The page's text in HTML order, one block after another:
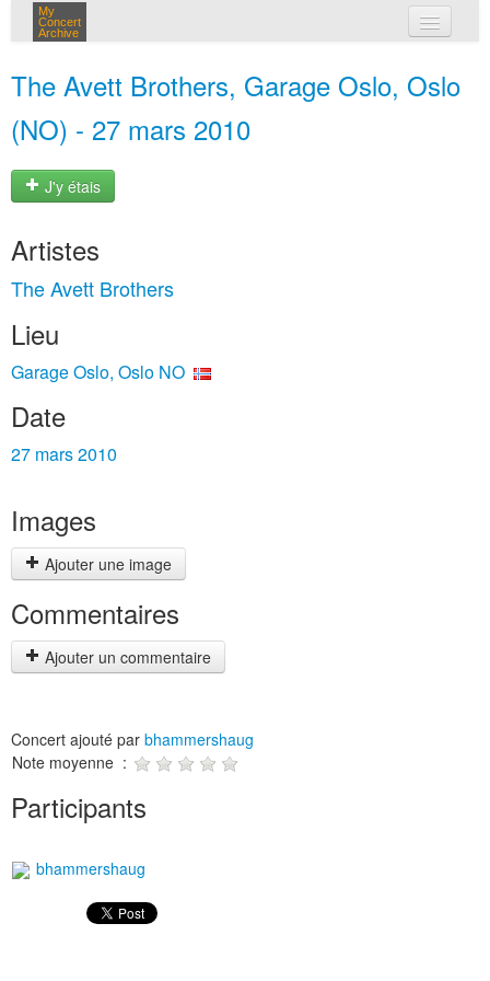
My
Concert
Archive
The Avett Brothers, Garage Oslo, Oslo
(NO) - 27 mars 2010
J'y étais
Artistes
The Avett Brothers
Lieu
Garage Oslo, Oslo NO
Date
27 mars 2010
Images
Ajouter une image
Commentaires
Ajouter un commentaire
Concert ajouté par bhammershaug
Note moyenne :
Participants
bhammershaug